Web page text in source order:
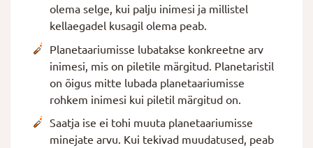
olema selge, kui palju inimesi ja millistel
kellaegadel kusagil olema peab.
Planetaariumisse lubatakse konkreetne arv
inimesi, mis on piletile märgitud. Planetaristil
on õigus mitte lubada planetaariumisse
rohkem inimesi kui piletil märgitud on.
Saatja ise ei tohi muuta planetaariumisse
minejate arvu. Kui tekivad muudatused, peab